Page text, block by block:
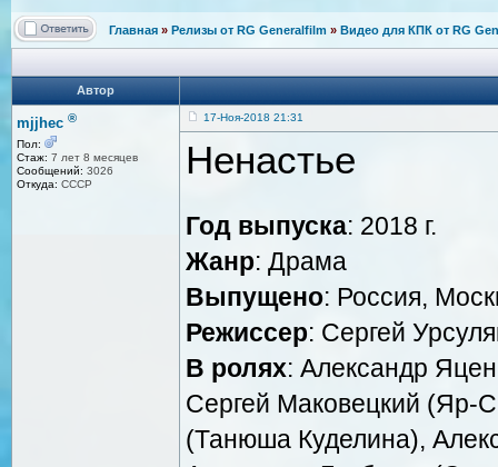
Главная » Релизы от RG Generalfilm » Видео для КПК от RG
Автор
mjjhec ®
Пол:
Стаж: 7 лет 8 месяцев
Сообщений: 3026
Откуда: СССР
17-Ноя-2018 21:31
Ненастье
Год выпуска: 2018 г.
Жанр: Драма
Выпущено: Россия,
Режиссер: Сергей
В ролях: Александр
Сергей Маковецкий (Яр-
(Танюша Куделина),